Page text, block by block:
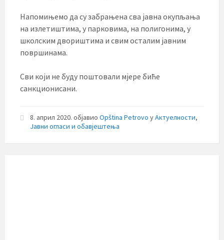
Напомињемо да су забрањена сва јавна окупљања
на излетиштима, у парковима, на полигонима, у
школским двориштима и свим осталим јавним
површинама.
Сви који не буду поштовали мјере биће
санкционисани.
8. април 2020. објавио Opština Petrovo уАктуелности,
Јавни огласи и обавјештења